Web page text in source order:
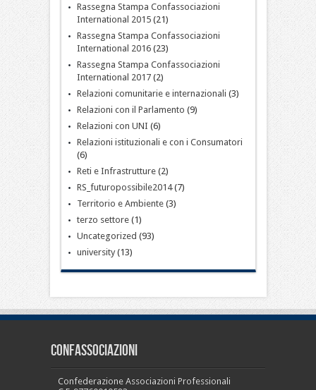
Rassegna Stampa Confassociazioni
International 2015(21)
Rassegna Stampa Confassociazioni
International 2016(23)
Rassegna Stampa Confassociazioni
International 2017(2)
Relazioni comunitarie e internazionali (3)
Relazioni con il Parlamento (9)
Relazioni con UNI (6)
Relazioni istituzionali e con i Consumatori
(6)
Reti e Infrastrutture(2)
RS_futuropossibile2014(7)
Territorio e Ambiente(3)
terzo settore(1)
Uncategorized (93)
university(13)
CONFASSOCIAZIONI
Confederazione Associazioni Professionali